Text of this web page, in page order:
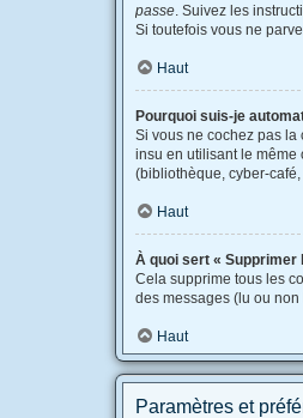
passe. Suivez les
Si toutefois vous ne
Haut
Pourquoi suis-je
Si vous ne cochez pas la
insu en utilisant le même
(bibliothèque, cyber-
Haut
À quoi sert « Supprimer
Cela supprime tous les
des messages (lu ou
Haut
Paramètres et